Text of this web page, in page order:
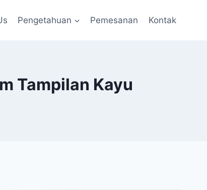
Pengetahuan Pemesanan Kontak
Tampilan Kayu